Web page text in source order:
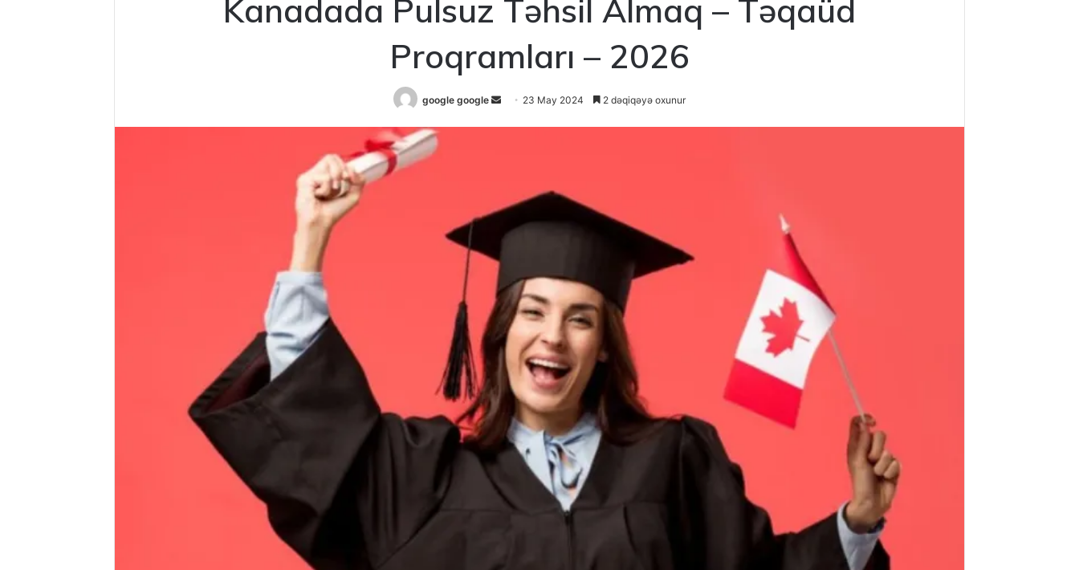
Kanadada Pulsuz Təhsil Almaq – Təqaüd
Proqramları – 2026
google google
Send 23 May 2024 2 dəqiqəyə oxunur